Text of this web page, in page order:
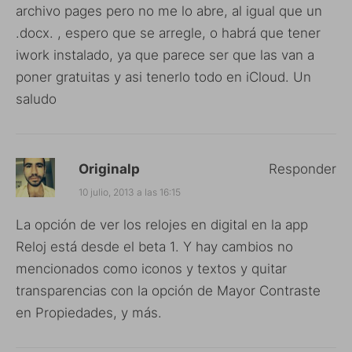
archivo pages pero no me lo abre, al igual que un
.docx. , espero que se arregle, o habrá que tener
iwork instalado, ya que parece ser que las van a
poner gratuitas y asi tenerlo todo en iCloud. Un
saludo
Originalp
10 julio, 2013 a las 16:15
La opción de ver los relojes en digital en la app
Reloj está desde el beta 1. Y hay cambios no
mencionados como iconos y textos y quitar
transparencias con la opción de Mayor Contraste
en Propiedades, y más.
Responder